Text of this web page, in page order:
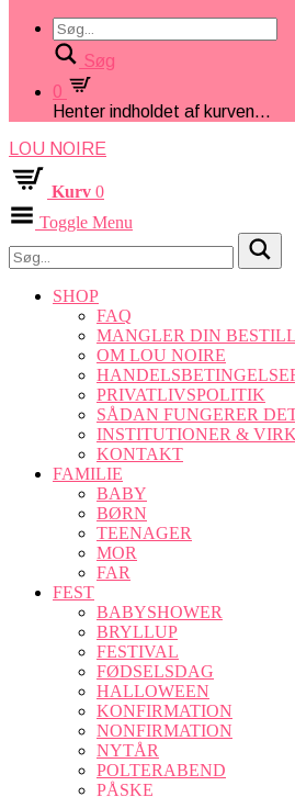
Søg
0
Henter indholdet af kurven...
LOU NOIRE
Kurv 0
Toggle Menu
SHOP
FAQ
MANGLER DIN
OM LOU NOIRE
PRIVATLIVSPOLITIK
SÅDAN FUNGERER
INSTITUTIONER &
KONTAKT
FAMILIE
BABY
BØRN
TEENAGER
MOR
FAR
FEST
BABYSHOWER
BRYLLUP
FESTIVAL
FØDSELSDAG
HALLOWEEN
KONFIRMATION
NONFIRMATION
NYTÅR
POLTERABEND
PÅSKE